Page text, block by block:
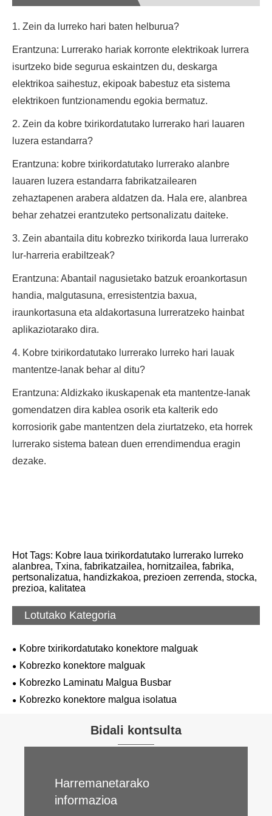
1. Zein da lurreko hari baten helburua?
Erantzuna: Lurrerako hariak korronte elektrikoak lurrera
isurtzeko bide segurua eskaintzen du, deskarga
elektrikoa saihestuz, ekipoak babestuz eta sistema
elektrikoen funtzionamendu egokia bermatuz.
2. Zein da kobre txirikordatutako lurrerako hari lauaren
luzera estandarra?
Erantzuna: kobre txirikordatutako lurrerako alanbre
lauaren luzera estandarra fabrikatzailearen
zehaztapenen arabera aldatzen da. Hala ere, alanbrea
behar zehatzei erantzuteko pertsonalizatu daiteke.
3. Zein abantaila ditu kobrezko txirikorda laua lurrerako
lur-harreria erabiltzeak?
Erantzuna: Abantail nagusietako batzuk eroankortasun
handia, malgutasuna, erresistentzia baxua,
iraunkortasuna eta aldakortasuna lurreratzeko hainbat
aplikaziotarako dira.
4. Kobre txirikordatutako lurrerako lurreko hari lauak
mantentze-lanak behar al ditu?
Erantzuna: Aldizkako ikuskapenak eta mantentze-lanak
gomendatzen dira kablea osorik eta kalterik edo
korrosiorik gabe mantentzen dela ziurtatzeko, eta horrek
lurrerako sistema batean duen errendimendua eragin
dezake.
Hot Tags: Kobre laua txirikordatutako lurrerako lurreko
alanbrea, Txina, fabrikatzailea, hornitzailea, fabrika,
pertsonalizatua, handizkakoa, prezioen zerrenda, stocka,
prezioa, kalitatea
Lotutako Kategoria
Kobre txirikordatutako konektore malguak
Kobrezko konektore malguak
Kobrezko Laminatu Malgua Busbar
Kobrezko konektore malgua isolatua
Bidali kontsulta
Harremanetarako
informazioa